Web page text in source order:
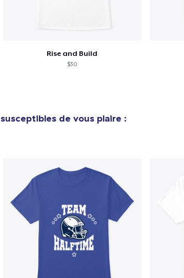
Rise and Build
$30
susceptibles de vous plaire :
Classic Crew Neck T-Shirt
29,98 $US
Unisex Classic Crewneck Sweatshirt
Women's Classic Tee
29,98 $US
Classic Tank Top